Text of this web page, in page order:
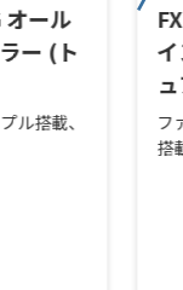
ール
ー (ト
ル搭載、
フ
搭